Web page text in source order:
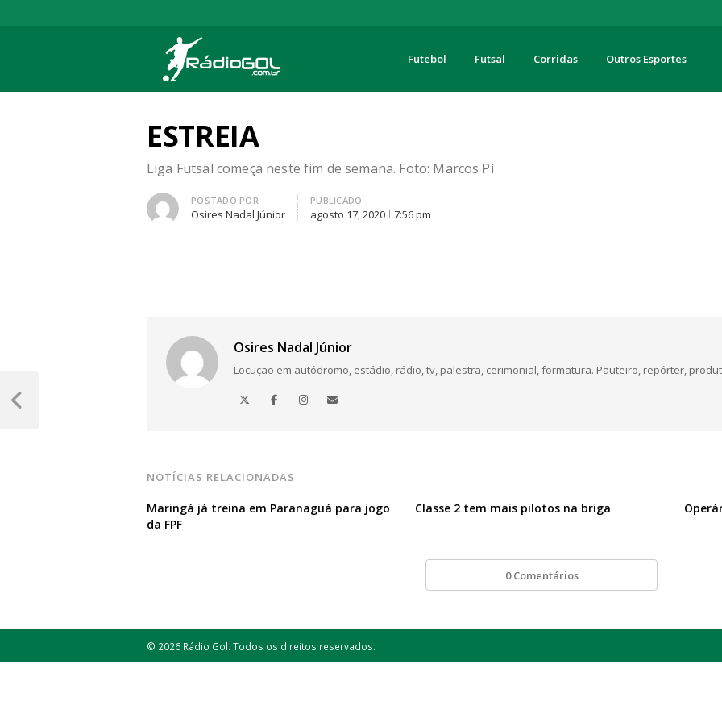
Rádio Gol
Há mais de 20 anos com as melhores coberturas
Futebol Futsal Corridas Outros Esportes
ESTREIA
Liga Futsal começa neste fim de semana. Foto: Marcos Pí
Autor
POSTADO POR
Osires Nadal Júnior
PUBLICADO
agosto 17, 2020 7:56 pm
Osires Nadal Júnior
Locução em autódromo, estádio, rádio, tv, palestra, cerimonial, formatura. Pauteiro, repórter,
NOTÍCIAS RELACIONADAS
Maringá já treina em Paranaguá para jogo
da FPF
Classe 2 tem mais pilotos na briga
0 Comentários
Navegação
de
Post
© 2026 Rádio Gol. Todos os direitos reservados.